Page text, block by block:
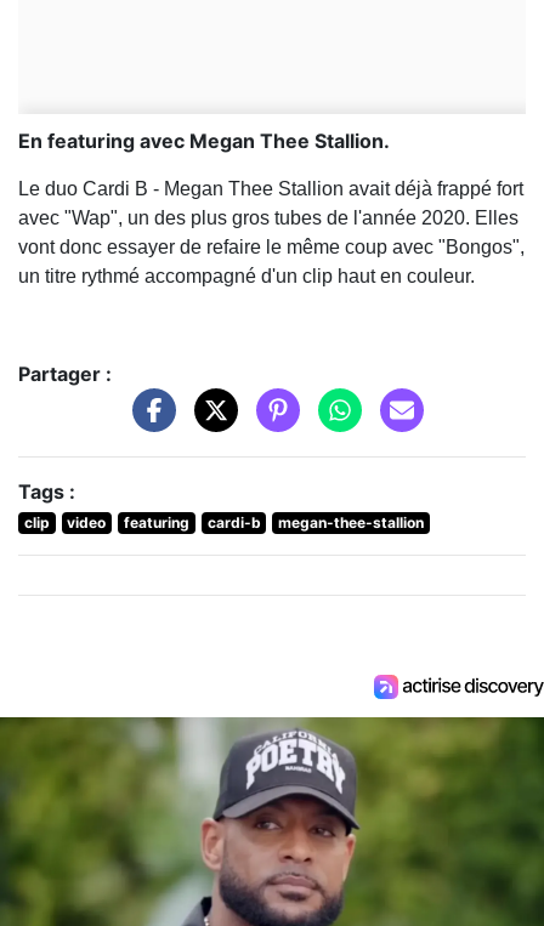
En featuring avec Megan Thee Stallion.
Le duo Cardi B - Megan Thee Stallion avait déjà frappé fort
avec "Wap", un des plus gros tubes de l'année 2020. Elles
vont donc essayer de refaire le même coup avec "Bongos",
un titre rythmé accompagné d'un clip haut en couleur.
Partager :
Tags :
clip video featuring cardi-b megan-thee-stallion